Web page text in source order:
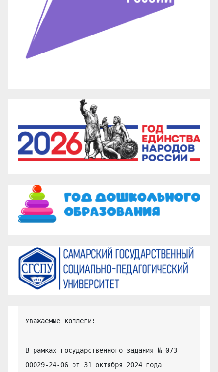
Уважаемые коллеги!
В рамках государственного задания № 073-
00029-24-06 от 31 октября 2024 года